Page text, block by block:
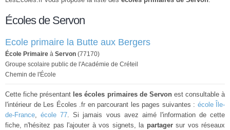
Écoles de Servon
Ecole primaire la Butte aux Bergers
École Primaire à Servon (77170)
Groupe scolaire public de l'Académie de Créteil
Chemin de l'École
Cette fiche présentant les écoles primaires de Servonest consultable à
l'intérieur de Les Écoles .fr en parcourant les pages suivantes : école Île-
de-France,école 77. Si jamais vous avez aimé l'information de cette
fiche, n'hésitez pas l'ajouter à vos signets, la partagersur vos réseaux